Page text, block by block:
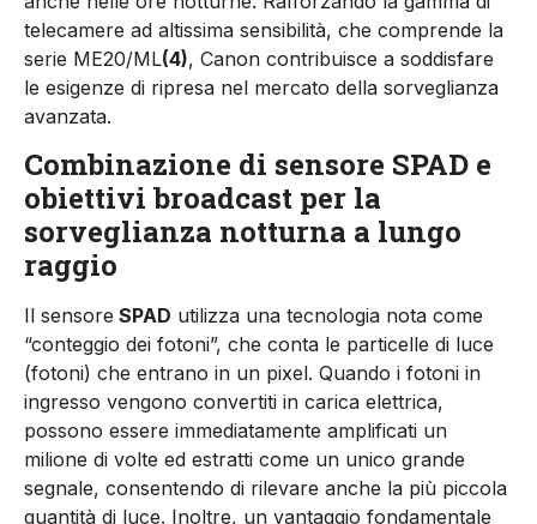
telecamere ad altissima sensibilità, che comprende la
serie ME20/ML(4), Canon contribuisce a soddisfare
le esigenze di ripresa nel mercato della sorveglianza
avanzata.
Combinazione di sensore SPAD e
obiettivi broadcast per la
sorveglianza notturna a lungo
raggio
Il sensore SPAD utilizza una tecnologia nota come
“conteggio dei fotoni”, che conta le particelle di luce
(fotoni) che entrano in un pixel. Quando i fotoni in
ingresso vengono convertiti in carica elettrica,
possono essere immediatamente amplificati un
milione di volte ed estratti come un unico grande
segnale, consentendo di rilevare anche la più piccola
quantità di luce. Inoltre, un vantaggio fondamentale